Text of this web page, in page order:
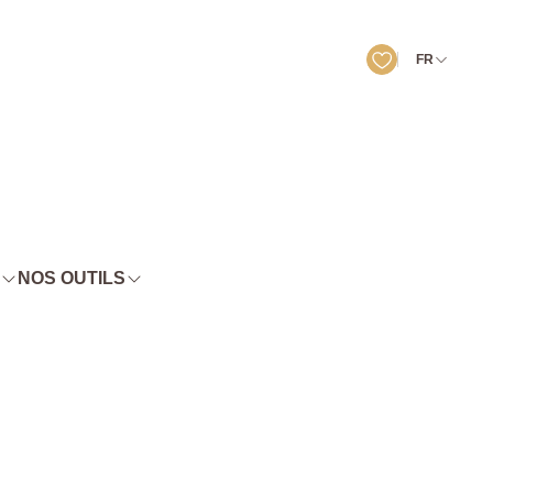
FR
NOS OUTILS